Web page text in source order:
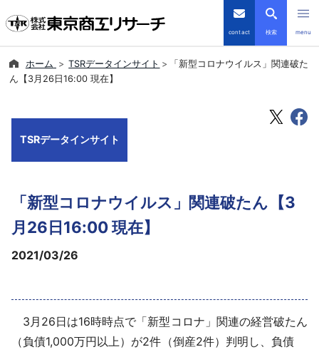
contact 検索 menu
倒産・注目企業情報
会社案内
導入事例
採用情報
ホーム TSRデータインサイト
「新型コロナウイルス」関連破た
ん【3月26日16:00 現在】
TSRデータインサイト
「新型コロナウイルス」関連破たん【3
月26日16:00 現在】
2021/03/26
3月26日は16時時点で「新型コロナ」関連の経営破たん
（負債1,000万円以上）が2件（倒産2件）判明し、負債